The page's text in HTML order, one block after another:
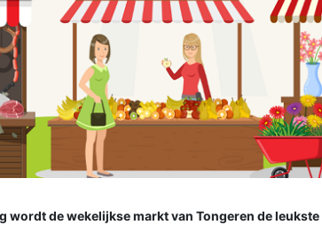
wordt de wekelijkse markt van Tongeren de